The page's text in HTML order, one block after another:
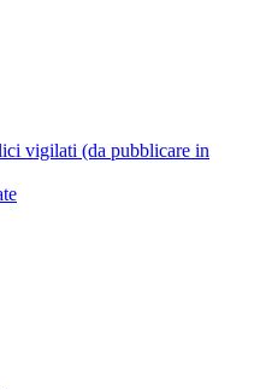
vigilati (da pubblicare in